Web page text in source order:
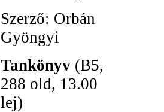
Szerző: Orbán
Gyöngyi
Tankönyv (B5,
288 old, 13.00
lej)